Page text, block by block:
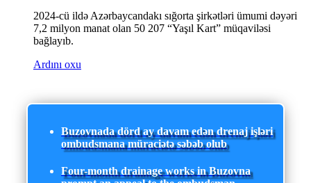
2024-cü ildə Azərbaycandakı sığorta şirkətləri ümumi dəyəri
7,2 milyon manat olan 50 207 “Yaşıl Kart” müqaviləsi
bağlayıb.
Ardını oxu
Buzovnada dörd ay davam edən drenaj işləri
ombudsmana müraciətə səbəb olub
Four-month drainage works in Buzovna